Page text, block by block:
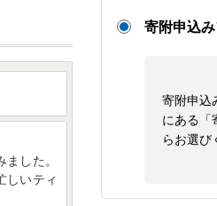
寄附申込
寄附申込
にある「
らお選び
した。
しいティ